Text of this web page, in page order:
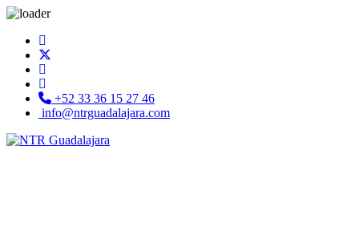
+52 33 36 15 27 46
info@ntrguadalajara.com